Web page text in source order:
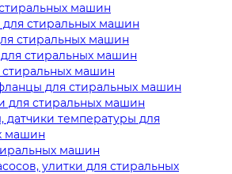
машин
для стиральных машин
стиральных машин
стиральных машин
машин
для стиральных машин
для стиральных машин
датчики температуры для
машин
машин
улитки для стиральных